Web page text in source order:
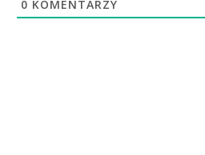
0 KOMENTARZY